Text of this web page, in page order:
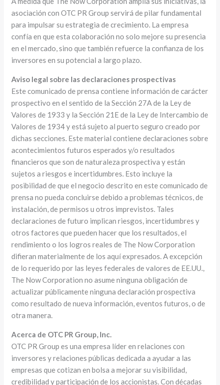
asociación con OTC PR Group servirá de pilar fundamental
para impulsar su estrategia de crecimiento. La empresa
confía en que esta colaboración no solo mejore su presencia
en el mercado, sino que también refuerce la confianza de los
inversores en su potencial a largo plazo.
Aviso legal sobre las declaraciones prospectivas
Este comunicado de prensa contiene información de carácter
prospectivo en el sentido de la Sección 27A de la Ley de
Valores de 1933 y la Sección 21E de la Ley de Intercambio de
Valores de 1934 y está sujeto al puerto seguro creado por
dichas secciones. Este material contiene declaraciones sobre
acontecimientos futuros esperados y/o resultados
financieros que son de naturaleza prospectiva y están
sujetos a riesgos e incertidumbres. Esto incluye la
posibilidad de que el negocio descrito en este comunicado de
prensa no pueda concluirse debido a problemas técnicos, de
instalación, de permisos u otros imprevistos. Tales
declaraciones de futuro implican riesgos, incertidumbres y
otros factores que pueden hacer que los resultados, el
rendimiento o los logros reales de The Now Corporation
difieran materialmente de los aquí expresados. A excepción
de lo requerido por las leyes federales de valores de EE.UU.,
The Now Corporation no asume ninguna obligación de
actualizar públicamente ninguna declaración prospectiva
como resultado de nueva información, eventos futuros, o de
otra manera.
Acerca de OTC PR Group, Inc.
OTC PR Group es una empresa líder en relaciones con
inversores y relaciones públicas dedicada a ayudar a las
empresas que cotizan en bolsa a mejorar su visibilidad,
credibilidad y participación de los accionistas. Con décadas